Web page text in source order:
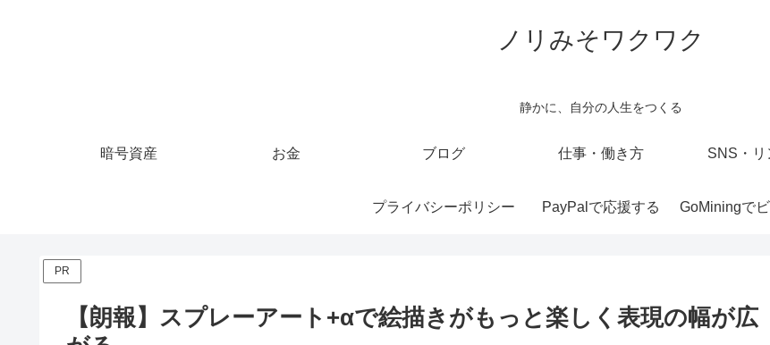
ノリみそワクワク
静かに、自分の人生をつくる
暗号資産 お金 ブログ 仕事・働き方 SNS・リ
プライバシーポリシー PayPalで応援する
PR
【朗報】スプレーアート+αで絵描きがもっと楽しく表現の幅が広